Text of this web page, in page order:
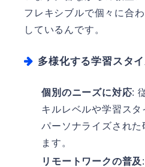
フレキシブルで個々に合
しているんです。
多様化する学習スタ
個別のニーズに対応:
キルレベルや学習スタ
パーソナライズされ
ます。
リモートワークの普及